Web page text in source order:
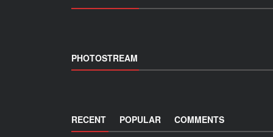
PHOTOSTREAM
RECENT POPULAR COMMENTS